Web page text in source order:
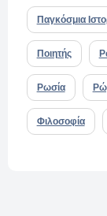
Παγκόσμια
Ποιητής
Ρωσία
Φιλοσοφία